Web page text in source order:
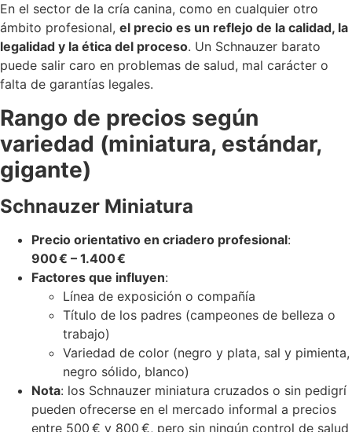
En el sector de la cría canina, como en cualquier otro
ámbito profesional, el precio es un reflejo de la calidad, la
legalidad y la ética del proceso. Un Schnauzer barato
puede salir caro en problemas de salud, mal carácter o
falta de garantías legales.
Rango de precios según
variedad (miniatura, estándar,
gigante)
Schnauzer Miniatura
Precio orientativo en criadero profesional:
900 € – 1.400 €
Factores que influyen:
Línea de exposición o compañía
Título de los padres (campeones de belleza o
trabajo)
Variedad de color (negro y plata, sal y pimienta,
negro sólido, blanco)
Nota: los Schnauzer miniatura cruzados o sin pedigrí
pueden ofrecerse en el mercado informal a precios
entre 500 € y 800 €, pero sin ningún control de salud